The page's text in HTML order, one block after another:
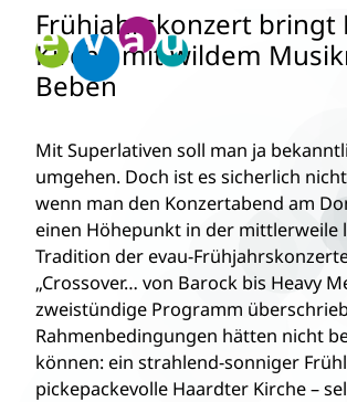
Zum
Inhalt
springen
Frühjahrskonzert bringt
Kirche mit wildem
Beben
Mit Superlativen soll man ja
umgehen. Doch ist es sicherlich
wenn man den Konzertabend am
einen Höhepunkt in der mittlerweile
Tradition der evau-
„Crossover… von Barock bis Heavy
zweistündige Programm
Rahmenbedingungen hätten nicht
können: ein strahlend-sonniger
pickepackevolle Haardter Kirche –